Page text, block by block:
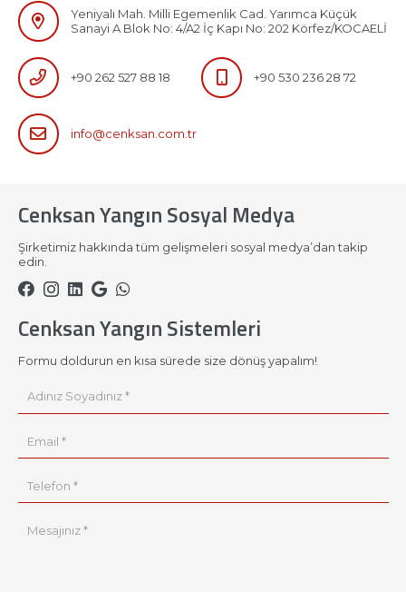
Yeniyalı Mah. Milli Egemenlik Cad. Yarımca Küçük
Sanayi A Blok No: 4/A2 İç Kapı No: 202 Körfez/KOCAELİ
+90 262 527 88 18 +90 530 236 28 72
info@cenksan.com.tr
Cenksan Yangın Sosyal Medya
Şirketimiz hakkında tüm gelişmeleri sosyal medya’dan takip
edin.
Cenksan Yangın Sistemleri
Formu doldurun en kısa sürede size dönüş yapalım!